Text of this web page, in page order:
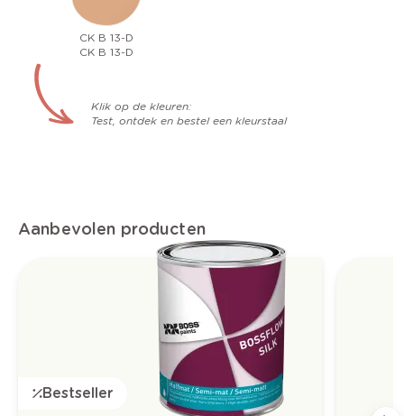
CK B 13-D
CK B 13-D
Klik op de kleuren:
Test, ontdek en bestel een kleurstaal
Aanbevolen producten
Bestseller